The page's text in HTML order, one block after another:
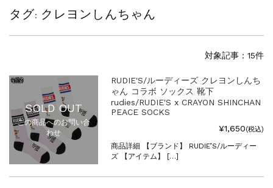
タグ: クレヨンしんちゃん
対象記事：15件
SOLD OUT
この商品へのお問い合
わせ
RUDIE'S/ルーディーズ クレヨンしんち
ゃん コラボ ソックス 靴下
rudies/RUDIE'S x CRAYON SHINCHAN
PEACE SOCKS
¥1,650(税込)
商品詳細 【ブランド】 RUDIE’S/ルーディー
ズ 【アイテム】 […]